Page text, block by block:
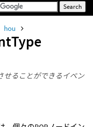
hou
せることができるイベン